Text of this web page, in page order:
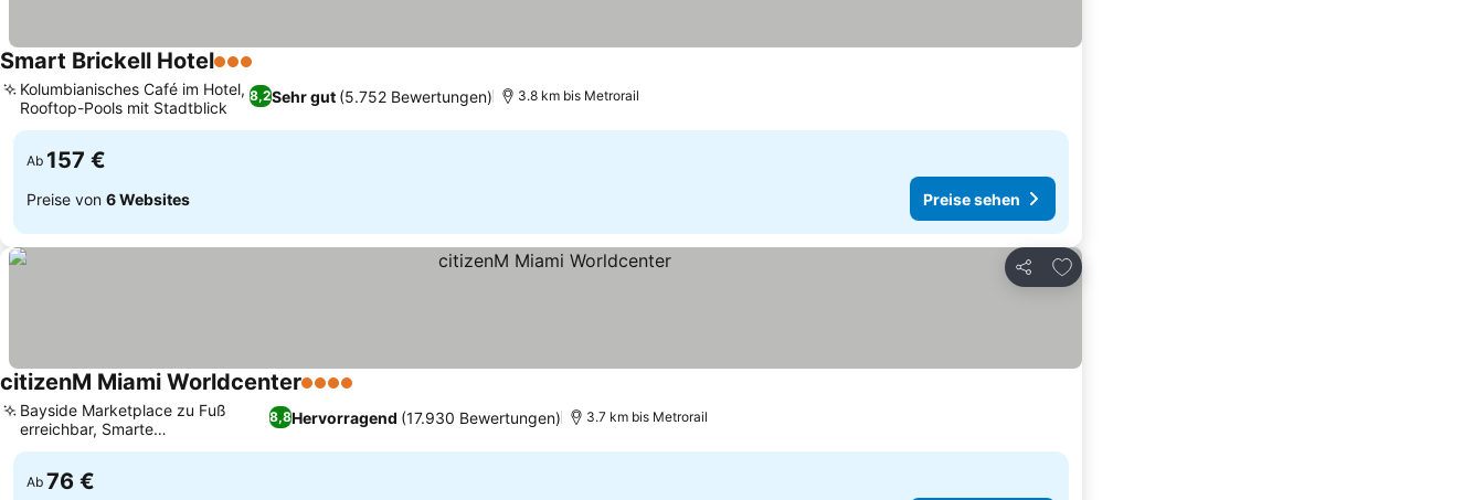
Smart Brickell Hotel3 Sterne
8,2Sehr gut (5.752 Bewertungen)
Kolumbianisches Café im Hotel,
Rooftop-Pools mit Stadtblick
3.8 km bis Metrorail
Ab 157 €
Preise von 6 Websites Preise sehen
Teilen
Zu Favoriten hinzufügen
citizenM Miami Worldcenter4 Sterne
8,8Hervorragend (17.930 Bewertungen)
Bayside Marketplace zu Fuß
erreichbar, Smarte
Zimmersteuerung per iPad
3.7 km bis Metrorail
Ab 76 €